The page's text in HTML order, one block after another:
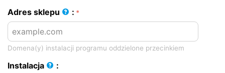
Adres sklepu :
Domena(y) instalacji programu oddzielone przecinkiem
Instalacja
: